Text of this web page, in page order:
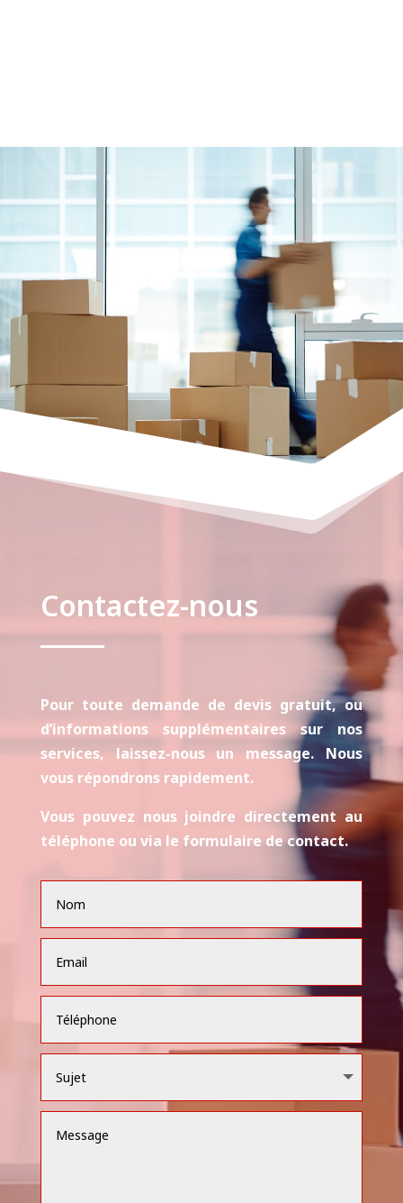
Contactez-nous
Pour toute demande de devis gratuit, ou
d’informations supplémentaires sur nos
services, laissez-nous un message. Nous
vous répondrons rapidement.
Vous pouvez nous joindre directement au
téléphone ou via le formulaire de contact.